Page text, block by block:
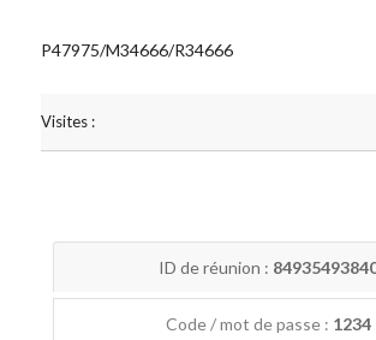
P47975/M34666/R34666
Visites :
ID de réunion :
Code / mot de passe : 1234